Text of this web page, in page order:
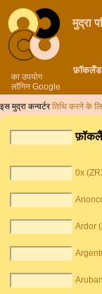
का उपयोग
लॉगिन Google
मुद्रा
फ़ॉकलैंड
इस मुद्रा कन्वर्टरतिथि करने के
0x
Ardor